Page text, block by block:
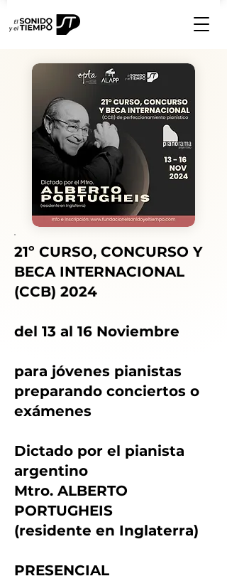
21º CURSO, CONCURSO Y
BECA INTERNACIONAL
(CCB) 2024
del 13 al 16 Noviembre
para jóvenes pianistas
preparando conciertos o
exámenes
Dictado por el pianista
argentino
Mtro. ALBERTO
PORTUGHEIS
(residente en Inglaterra)
PRESENCIAL